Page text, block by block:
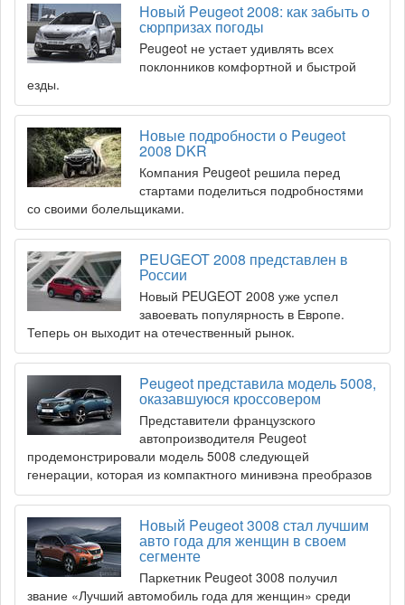
Новый Peugeot 2008: как забыть о
сюрпризах погоды
Peugeot не устает удивлять всех
поклонников комфортной и быстрой
езды.
Новые подробности о Peugeot
2008 DKR
Компания Peugeot решила перед
стартами поделиться подробностями
со своими болельщиками.
PEUGEOT 2008 представлен в
России
Новый PEUGEOT 2008 уже успел
завоевать популярность в Европе.
Теперь он выходит на отечественный рынок.
Peugeot представила модель 5008,
оказавшуюся кроссовером
Представители французского
автопроизводителя Peugeot
продемонстрировали модель 5008 следующей
генерации, которая из компактного минивэна преобразов
Новый Peugeot 3008 стал лучшим
авто года для женщин в своем
сегменте
Паркетник Peugeot 3008 получил
звание «Лучший автомобиль года для женщин» среди